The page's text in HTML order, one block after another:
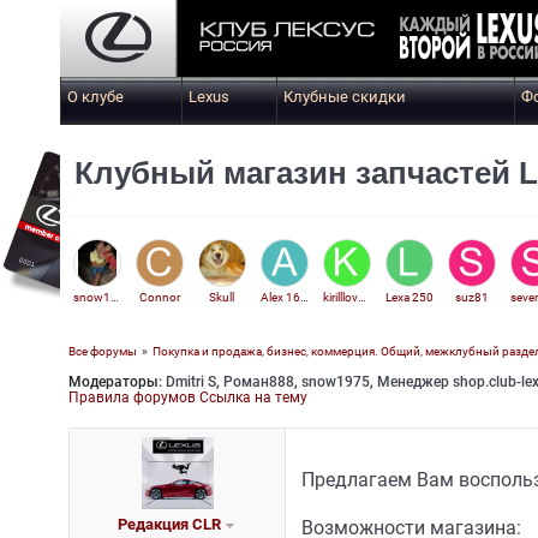
О клубе Lexus Клубные скидки
Клубный магазин запчастей
Connor Skull Alex 161 rnd kirilllovebmw Lexa 250 suz81
ARSS
Все форумы » Покупка и продажа, бизнес, коммерция. Общий, межклубный
Модераторы: Dmitri S, Роман888, snow1975, Менеджер shop.club-
Правила форумов Ссылка на тему
Редакция CLR
Предлагаем Вам
Возможности магазина: